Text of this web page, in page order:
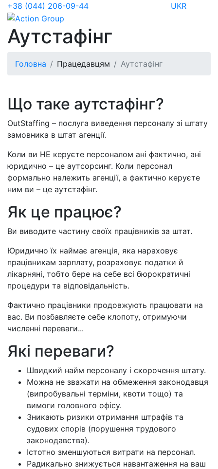
+38 (044) 206-09-44 UKR
Аутстафінг
Головна Працедавцям Аутстафінг
Що таке аутстафінг?
OutStaffing – послуга виведення персоналу зі штату
замовника в штат агенції.
Коли ви НЕ керуєте персоналом ані фактично, ані
юридично – це аутсорсинг. Коли персонал
формально належить агенції, а фактично керуєте
ним ви – це аутстафінг.
Як це працює?
Ви виводите частину своїх працівників за штат.
Юридично їх наймає агенція, яка нараховує
працівникам зарплату, розраховує податки й
лікарняні, тобто бере на себе всі бюрократичні
процедури та відповідальність.
Фактично працівники продовжують працювати на
вас. Ви позбавляєте себе клопоту, отримуючи
численні переваги...
Які переваги?
Швидкий найм персоналу і скорочення штату.
Можна не зважати на обмеження законодавця
(випробувальні терміни, квоти тощо) та
вимоги головного офісу.
Зникають ризики отримання штрафів та
судових спорів (порушення трудового
законодавства).
Істотно зменшуються витрати на персонал.
Радикально знижується навантаження на ваш